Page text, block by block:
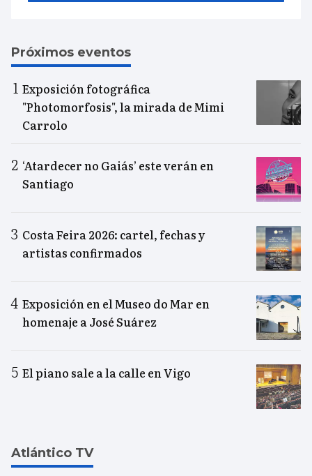
Próximos eventos
Exposición fotográfica
"Photomorfosis", la mirada de Mimi
Carrolo
‘Atardecer no Gaiás’ este verán en
Santiago
Costa Feira 2026: cartel, fechas y
artistas confirmados
Exposición en el Museo do Mar en
homenaje a José Suárez
El piano sale a la calle en Vigo
Atlántico TV